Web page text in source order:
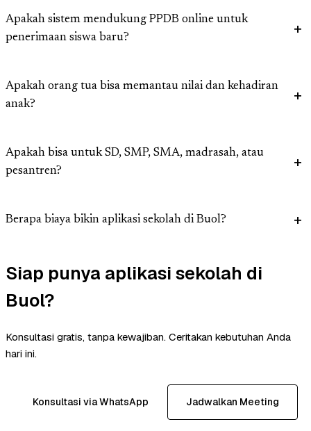
Apakah sistem mendukung PPDB online untuk
penerimaan siswa baru?
Apakah orang tua bisa memantau nilai dan kehadiran
anak?
Apakah bisa untuk SD, SMP, SMA, madrasah, atau
pesantren?
Berapa biaya bikin aplikasi sekolah di Buol?
Siap punya aplikasi sekolah di
Buol?
Konsultasi gratis, tanpa kewajiban. Ceritakan kebutuhan Anda
hari ini.
Konsultasi via WhatsApp Jadwalkan Meeting